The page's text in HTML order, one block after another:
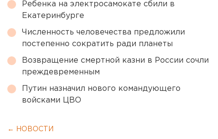
Ребенка на электросамокате сбили в
Екатеринбурге
Численность человечества предложили
постепенно сократить ради планеты
Возвращение смертной казни в России сочли
преждевременным
Путин назначил нового командующего
войсками ЦВО
← НОВОСТИ